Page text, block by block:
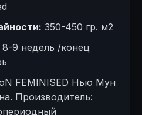
350-450 гр. м2
8-9 недель /конец
FEMINISED Нью Мун
Производитель: